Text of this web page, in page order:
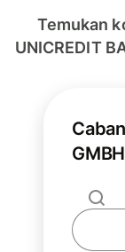
Temukan
UNICREDIT